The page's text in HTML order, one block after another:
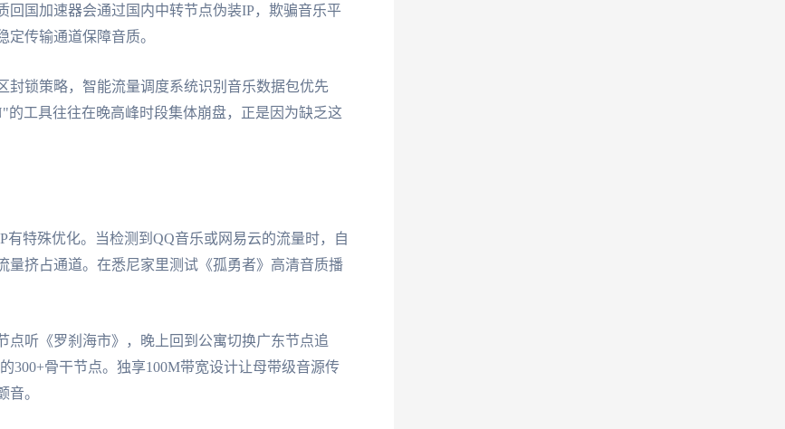
国加速器会通过国内中转节点伪装IP，欺骗音乐平
传输通道保障音质。
锁策略，智能流量调度系统识别音乐数据包优先
工具往往在晚高峰时段集体崩盘，正是因为缺乏这
有特殊优化。当检测到QQ音乐或网易云的流量时，自
挤占通道。在悉尼家里测试《孤勇者》高清音质播
点听《罗刹海市》，晚上回到公寓切换广东节点追
300+骨干节点。独享100M带宽设计让母带级音源传
。